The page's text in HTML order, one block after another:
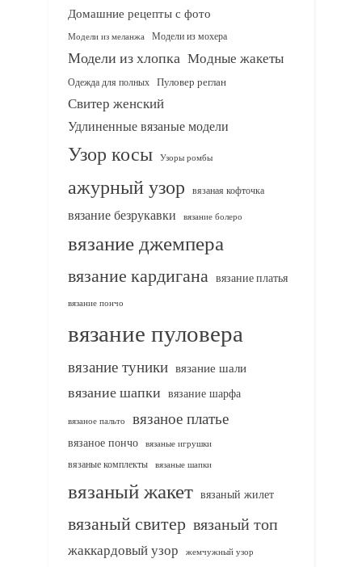
Домашние рецепты с фото
Модели из меланжа Модели из мохера
Модели из хлопка Модные жакеты
Одежда для полных Пуловер реглан
Свитер женский
Удлиненные вязаные модели
Узор косы Узоры ромбы
ажурный узор вязаная кофточка
вязание безрукавки вязание болеро
вязание джемпера
вязание кардигана вязание платья
вязание пончо
вязание пуловера
вязание туники вязание шали
вязание шапки вязание шарфа
вязаное пальто вязаное платье
вязаное пончо вязаные игрушки
вязаные комплекты
вязаные шапки
вязаный жакет вязаный жилет
вязаный свитер вязаный топ
жаккардовый узор жемчужный узор